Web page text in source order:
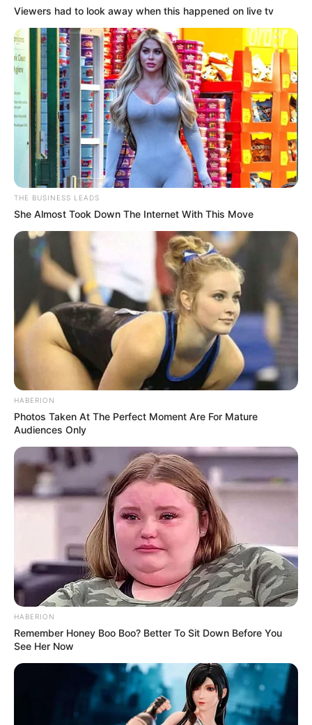
Viewers had to look away when this happened on live tv
THE BUSINESS LEADS
She Almost Took Down The Internet With This Move
HABERION
Photos Taken At The Perfect Moment Are For Mature
Audiences Only
HABERION
Remember Honey Boo Boo? Better To Sit Down Before You
See Her Now